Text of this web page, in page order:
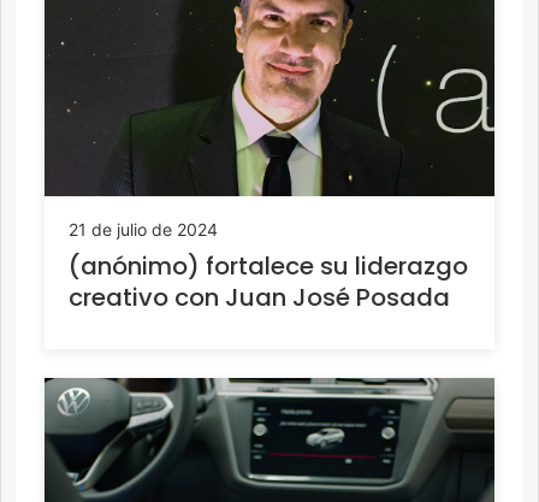
21 de julio de 2024
(anónimo) fortalece su liderazgo
creativo con Juan José Posada